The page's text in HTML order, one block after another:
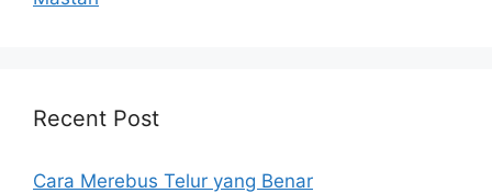
Recent Post
Cara Merebus Telur yang Benar